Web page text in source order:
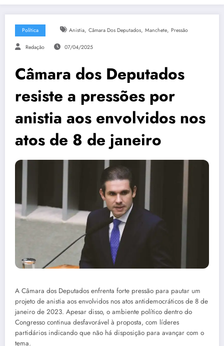
Política Anistia, Câmara Dos Deputados, Manchete, Pressão
Redação 07/04/2025
Câmara dos Deputados
resiste a pressões por
anistia aos envolvidos nos
atos de 8 de janeiro
A Câmara dos Deputados enfrenta forte pressão para pautar um
projeto de anistia aos envolvidos nos atos antidemocráticos de 8 de
janeiro de 2023. Apesar disso, o ambiente político dentro do
Congresso continua desfavorável à proposta, com líderes
partidários indicando que não há disposição para avançar com o
tema.